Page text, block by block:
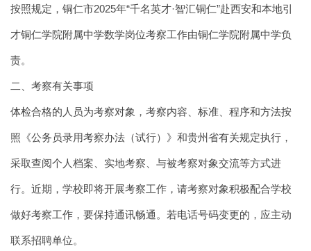
按照规定，铜仁市2025年“千名英才·智汇铜仁”赴西安和本地引
才铜仁学院附属中学数学岗位考察工作由铜仁学院附属中学负
责。
二、考察有关事项
体检合格的人员为考察对象，考察内容、标准、程序和方法按
照《公务员录用考察办法（试行）》和贵州省有关规定执行，
采取查阅个人档案、实地考察、与被考察对象交流等方式进
行。近期，学校即将开展考察工作，请考察对象积极配合学校
做好考察工作，要保持通讯畅通。若电话号码变更的，应主动
联系招聘单位。